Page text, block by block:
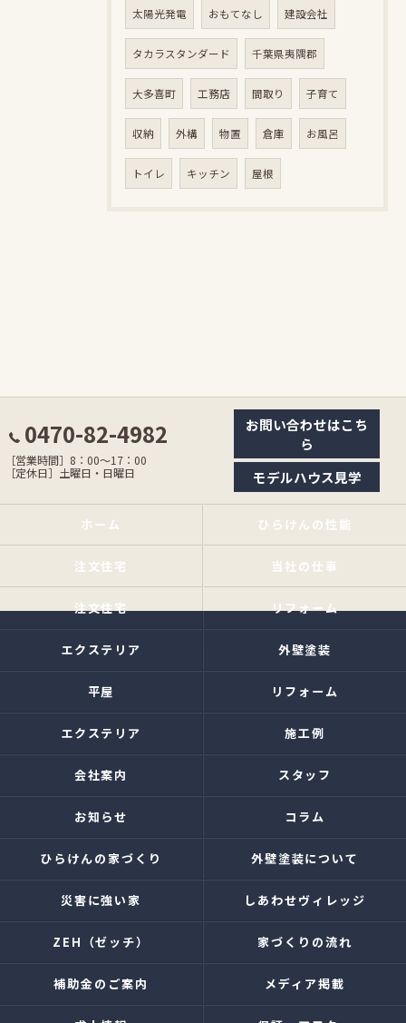
太陽光発電 おもてなし 建設会社
タカラスタンダード 千葉県夷隅郡
大多喜町 工務店 間取り 子育て
収納 外構 物置 倉庫 お風呂
トイレ キッチン 屋根
0470-82-4982
［営業時間］8：00〜17：00
［定休日］土曜日・日曜日
お問い合わせはこち
ら
モデルハウス見学
ホーム ひらけんの性能
注文住宅 当社の仕事
注文住宅 リフォーム
エクステリア 外壁塗装
平屋 リフォーム
エクステリア 施工例
会社案内 スタッフ
お知らせ コラム
ひらけんの家づくり 外壁塗装について
災害に強い家 しあわせヴィレッジ
ZEH（ゼッチ） 家づくりの流れ
補助金のご案内 メディア掲載